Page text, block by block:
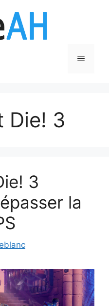
Menu
Die! 3
3
la